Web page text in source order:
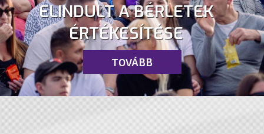
ELINDULT A BÉRLETEK
ÉRTÉKESÍTÉSE
TOVÁBB